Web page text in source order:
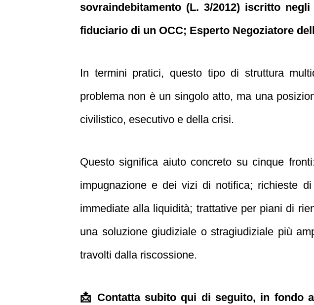
sovraindebitamento (L. 3/2012) iscritto
fiduciario di un OCC; Esperto Negoziatore
In termini pratici, questo tipo di struttura
problema non è un singolo atto, ma una
civilistico, esecutivo e della crisi.
Questo significa aiuto concreto su cinque
impugnazione e dei vizi di notifica; richieste
immediate alla liquidità; trattative per piani di
una soluzione giudiziale o stragiudiziale più
travolti dalla riscossione.
📩 Contatta subito qui di seguito, in fondo